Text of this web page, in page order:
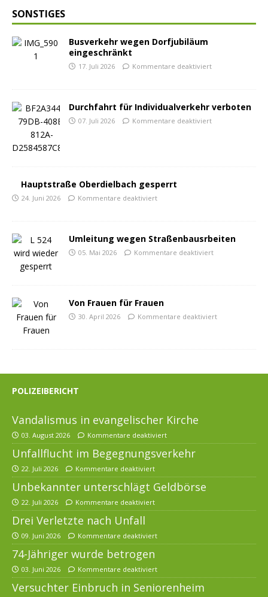
SONSTIGES
Busverkehr wegen Dorfjubiläum
eingeschränkt
17. Juli 2026 Kommentare deaktiviert
Durchfahrt für Individualverkehr verboten
07. Juli 2026 Kommentare deaktiviert
Hauptstraße Oberdielbach gesperrt
24. Juni 2026 Kommentare deaktiviert
Umleitung wegen Straßenbausrbeiten
05. Mai 2026 Kommentare deaktiviert
Von Frauen für Frauen
30. April 2026 Kommentare deaktiviert
POLIZEIBERICHT
Vandalismus in evangelischer Kirche
03. August 2026 Kommentare deaktiviert
Unfallflucht im Begegnungsverkehr
22. Juli 2026 Kommentare deaktiviert
Unbekannter unterschlägt Geldbörse
22. Juli 2026 Kommentare deaktiviert
Drei Verletzte nach Unfall
09. Juni 2026 Kommentare deaktiviert
74-Jähriger wurde betrogen
03. Juni 2026 Kommentare deaktiviert
Versuchter Einbruch in Seniorenheim